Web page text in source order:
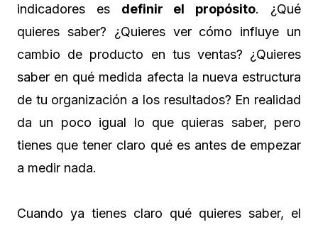
indicadores es definir el propósito. ¿Qué
quieres saber? ¿Quieres ver cómo influye un
cambio de producto en tus ventas? ¿Quieres
saber en qué medida afecta la nueva estructura
de tu organización a los resultados? En realidad
da un poco igual lo que quieras saber, pero
tienes que tener claro qué es antes de empezar
a medir nada.
Cuando ya tienes claro qué quieres saber, el